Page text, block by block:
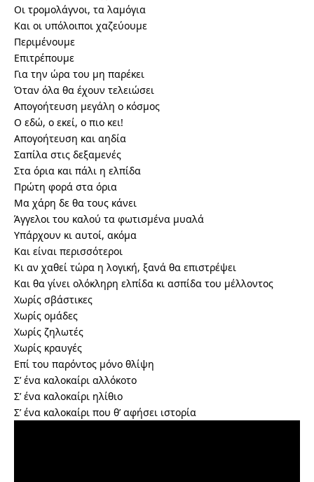
Οι τρομολάγνοι, τα λαμόγια
Και οι υπόλοιποι χαζεύουμε
Περιμένουμε
Επιτρέπουμε
Για την ώρα του μη παρέκει
Όταν όλα θα έχουν τελειώσει
Απογοήτευση μεγάλη ο κόσμος
Ο εδώ, ο εκεί, ο πιο κει!
Απογοήτευση και αηδία
Σαπίλα στις δεξαμενές
Στα όρια και πάλι η ελπίδα
Πρώτη φορά στα όρια
Μα χάρη δε θα τους κάνει
Άγγελοι του καλού τα φωτισμένα μυαλά
Υπάρχουν κι αυτοί, ακόμα
Και είναι περισσότεροι
Κι αν χαθεί τώρα η λογική, ξανά θα επιστρέψει
Και θα γίνει ολόκληρη ελπίδα κι ασπίδα του μέλλοντος
Χωρίς σβάστικες
Χωρίς ομάδες
Χωρίς ζηλωτές
Χωρίς κραυγές
Επί του παρόντος μόνο θλίψη
Σ’ ένα καλοκαίρι αλλόκοτο
Σ’ ένα καλοκαίρι ηλίθιο
Σ’ ένα καλοκαίρι που θ’ αφήσει ιστορία